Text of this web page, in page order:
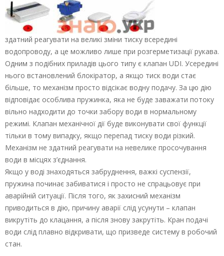
здатний реагувати на великі зміни тиску всередині
водопроводу, а це можливо лише при розгерметизації рукава.
Одним з подібних приладів цього типу є клапан UDI. Усередині
нього встановлений блокіратор, а якщо тиск води стає
більше, то механізм просто відсікає водну подачу. За цю дію
відповідає особлива пружинка, яка не буде заважати потоку
вільно надходити до точки забору води в нормальному
режимі. Клапан механічної дії буде виконувати свої функції
тільки в тому випадку, якщо перепад тиску води різкий.
Механізм не здатний реагувати на невелике просочування
води в місцях з’єднання.
Якщо у воді знаходяться забруднення, важкі суспензії,
пружина починає забиватися і просто не спрацьовує при
аварійній ситуації. Після того, як захисний механізм
приводиться в дію, причину аварії слід усунути – клапан
викрутіть до клацання, а після знову закрутіть. Кран подачі
води слід плавно відкривати, що призведе систему в робочий
стан.